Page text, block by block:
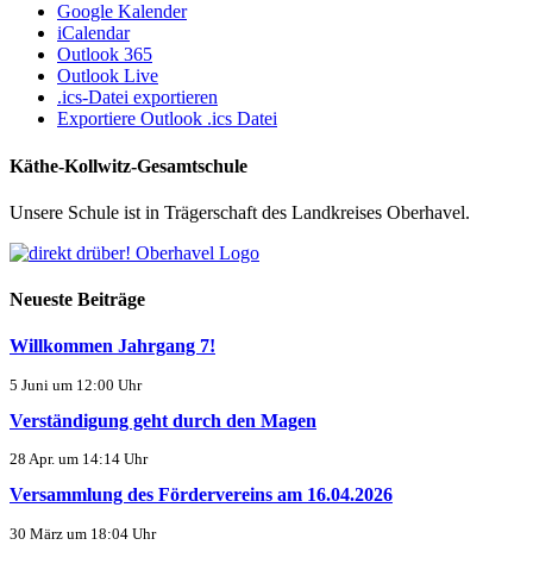
Google Kalender
iCalendar
Outlook 365
Outlook Live
.ics-Datei exportieren
Exportiere Outlook .ics Datei
Käthe-Kollwitz-Gesamtschule
Unsere Schule ist in Trägerschaft des Landkreises Oberhavel.
Neueste Beiträge
Willkommen Jahrgang 7!
5 Juni um 12:00 Uhr
Verständigung geht durch den Magen
28 Apr. um 14:14 Uhr
Versammlung des Fördervereins am 16.04.2026
30 März um 18:04 Uhr